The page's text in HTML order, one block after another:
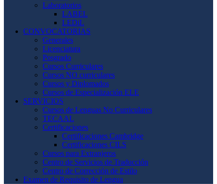
Laboratorios
LABEL
LEDiL
CONVOCATORIAS
Generales
Licenciatura
Posgrado
Cursos Curriculares
Cursos NO curriculares
Cursos y Diplomados
Cursos de Especialización ELE
SERVICIOS
Cursos de Lenguas No Curriculares
TECAAL
Certificaciones
Certificaciones Cambridge
Certificaciones CILS
Cursos para Extranjeros
Centro de Servicios de Traducción
Centro de Corrección de Estilo
Examen de Requisito de Lengua